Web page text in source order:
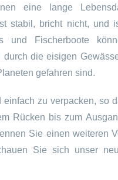
eine lange
stabil, bricht nicht, und
und Fischerboote
die eisigen
gefahren sind.
zu verpacken, so
Rücken bis zum
Sie einen weiteren
Sie sich unser